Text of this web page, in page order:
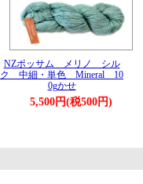
NZポッサム メリノ シル
ク 中細・単色 Mineral 10
0gかせ
5,500円(税500円)